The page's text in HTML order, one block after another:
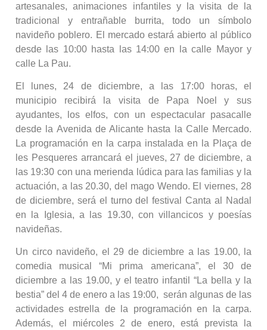
artesanales, animaciones infantiles y la visita de la
tradicional y entrañable burrita, todo un símbolo
navideño poblero. El mercado estará abierto al público
desde las 10:00 hasta las 14:00 en la calle Mayor y
calle La Pau.
El lunes, 24 de diciembre, a las 17:00 horas, el
municipio recibirá la visita de Papa Noel y sus
ayudantes, los elfos, con un espectacular pasacalle
desde la Avenida de Alicante hasta la Calle Mercado.
La programación en la carpa instalada en la Plaça de
les Pesqueres arrancará el jueves, 27 de diciembre, a
las 19:30 con una merienda lúdica para las familias y la
actuación, a las 20.30, del mago Wendo. El viernes, 28
de diciembre, será el turno del festival Canta al Nadal
en la Iglesia, a las 19.30, con villancicos y poesías
navideñas.
Un circo navideño, el 29 de diciembre a las 19.00, la
comedia musical “Mi prima americana”, el 30 de
diciembre a las 19.00, y el teatro infantil “La bella y la
bestia” del 4 de enero a las 19:00, serán algunas de las
actividades estrella de la programación en la carpa.
Además, el miércoles 2 de enero, está prevista la